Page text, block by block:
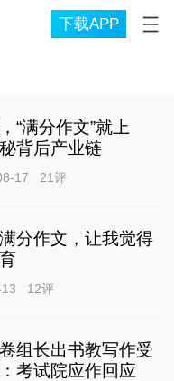
下载APP
“满分作文”就上
背后产业链
17 21评
分作文，让我觉得
12评
组长出书教写作受
考试院应作回应